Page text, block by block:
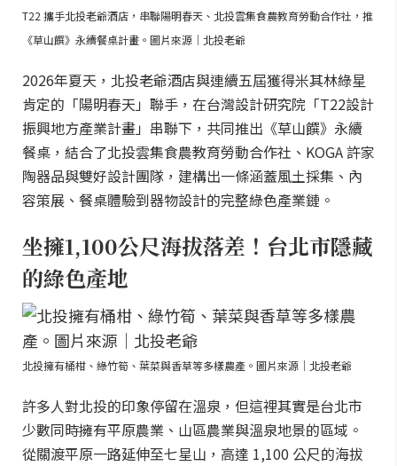
T22 攜手北投老爺酒店，串聯陽明春天、北投雲集食農教育勞動合作社，推
《草山饌》永續餐桌計畫。圖片來源｜北投老爺
2026年夏天，北投老爺酒店與連續五屆獲得米其林綠星
肯定的「陽明春天」聯手，在台灣設計研究院「T22設計
振興地方產業計畫」串聯下，共同推出《草山饌》永續
餐桌，結合了北投雲集食農教育勞動合作社、KOGA 許家
陶器品與雙好設計團隊，建構出一條涵蓋風土採集、內
容策展、餐桌體驗到器物設計的完整綠色產業鏈。
坐擁1,100公尺海拔落差！台北市隱藏
的綠色產地
北投擁有桶柑、綠竹筍、葉菜與香草等多樣農產。圖片來源｜北投老爺
許多人對北投的印象停留在溫泉，但這裡其實是台北市
少數同時擁有平原農業、山區農業與溫泉地景的區域。
從關渡平原一路延伸至七星山，高達 1,100 公尺的海拔